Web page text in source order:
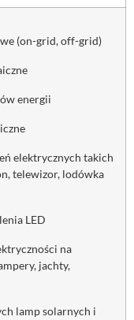
(on-grid, off-grid)
energii
elektrycznych takich
telewizor, lodówka
LED
na
jachty,
lamp solarnych i